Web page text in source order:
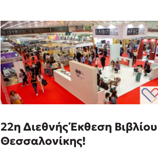
22η Διεθνής Έκθεση Βιβλίου
Θεσσαλονίκης!